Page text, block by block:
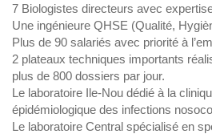
7 Biologistes directeurs avec
Une ingénieure QHSE (Qualité,
Plus de 90 salariés avec priorité à
2 plateaux techniques importants
plus de 800 dossiers par jour.
Le laboratoire Ile-Nou dédié à la
épidémiologique des infections
Le laboratoire Central spécialisé en